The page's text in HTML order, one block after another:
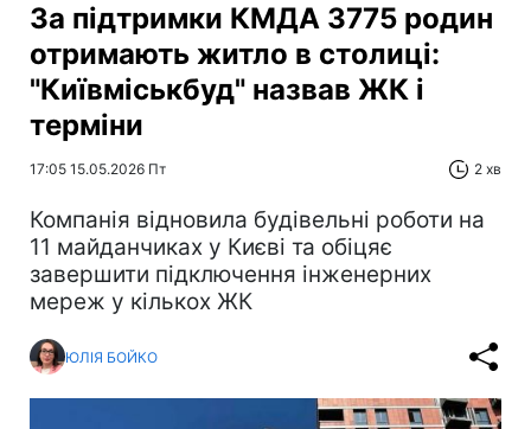
За підтримки КМДА 3775 родин
отримають житло в столиці:
"Київміськбуд" назвав ЖК і
терміни
17:05 15.05.2026 Пт 2 хв
Компанія відновила будівельні роботи на
11 майданчиках у Києві та обіцяє
завершити підключення інженерних
мереж у кількох ЖК
ЮЛІЯ БОЙКО